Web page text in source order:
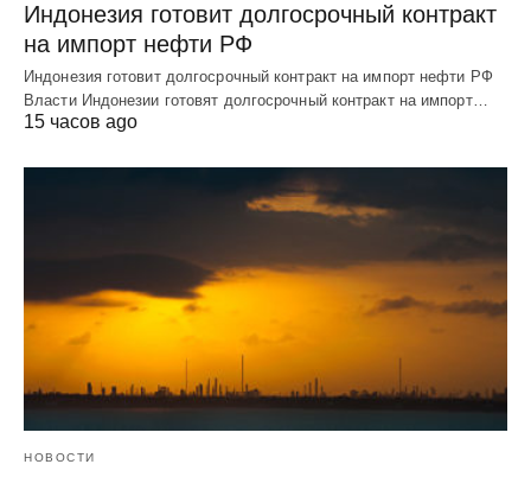
Индонезия готовит долгосрочный контракт
на импорт нефти РФ
Индонезия готовит долгосрочный контракт на импорт нефти РФ
Власти Индонезии готовят долгосрочный контракт на импорт…
15 часов ago
НОВОСТИ